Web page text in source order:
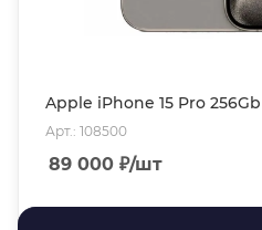
Apple iPhone 15 Pro
Арт.: 108500
89 000 ₽/шт